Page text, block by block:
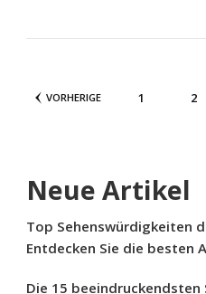
VORHERIGE SEITE
1 2
Neue Artikel
Top Sehenswürdigkeiten
Entdecken Sie die besten
Die 15